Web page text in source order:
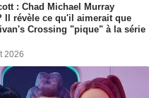
: Chad Michael Murray
Il révèle ce qu'il aimerait que
Crossing "pique" à la série
2026